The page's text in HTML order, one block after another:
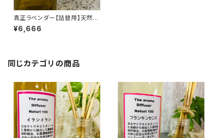
真正ラベンダー【詰替用】天然 リ
ードディフューザー 328ml
¥6,666
同じカテゴリの商品